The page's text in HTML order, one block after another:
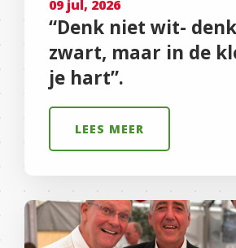
09 jul, 2026
“Denk niet wit-
zwart, maar in de
je hart”.
LEES MEER